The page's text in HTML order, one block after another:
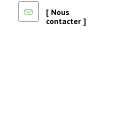
[ Nous
contacter ]